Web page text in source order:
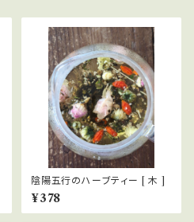
陰陽五行のハーブティー [ 木 ]
¥378